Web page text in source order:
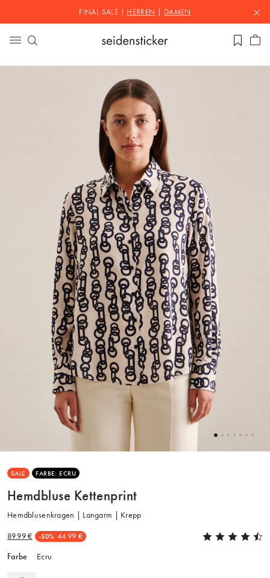
FINAL SALE | HERREN DAMEN
SALE FARBE: ECRU
Hemdbluse Kettenprint
Hemdblusenkragen | Langarm | Krepp
89.99 € -50% 44.99 €
Farbe Ecru